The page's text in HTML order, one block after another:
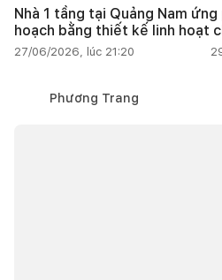
Nhà 1 tầng tại Quảng Nam
hoạch bằng thiết kế linh hoạt
27/06/2026, lúc 21:20
Phương Trang